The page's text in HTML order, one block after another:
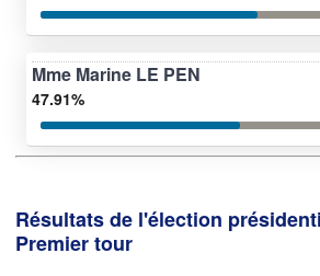
Mme Marine LE PEN
47.91%
Résultats de l'élection
Premier tour